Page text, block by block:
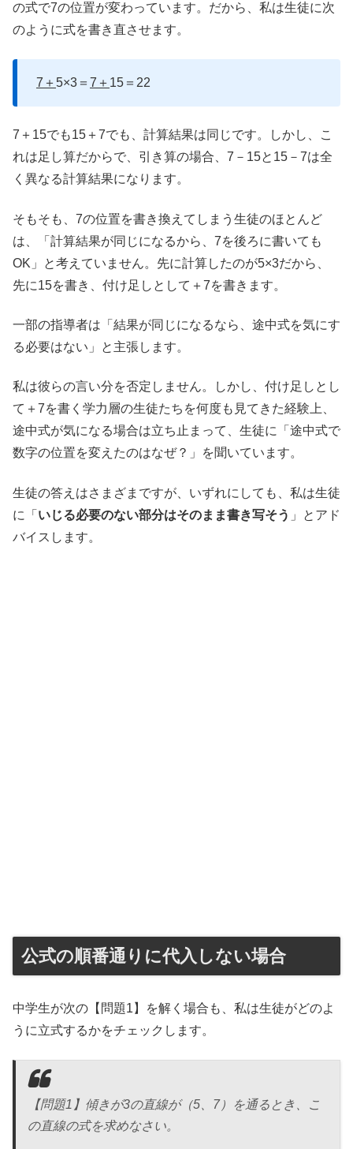
の式で7の位置が変わっています。だから、私は生徒に次
のように式を書き直させます。
7＋5×3＝ 7＋ 15＝22
7＋15でも15＋7でも、計算結果は同じです。しかし、こ
れは足し算だからで、引き算の場合、7－15と15－7は全
く異なる計算結果になります。
そもそも、7の位置を書き換えてしまう生徒のほとんど
は、「計算結果が同じになるから、7を後ろに書いても
OK」と考えていません。先に計算したのが5×3だから、
先に15を書き、付け足しとして＋7を書きます。
一部の指導者は「結果が同じになるなら、途中式を気にす
る必要はない」と主張します。
私は彼らの言い分を否定しません。しかし、付け足しとし
て＋7を書く学力層の生徒たちを何度も見てきた経験上、
途中式が気になる場合は立ち止まって、生徒に「途中式で
数字の位置を変えたのはなぜ？」を聞いています。
生徒の答えはさまざまですが、いずれにしても、私は生徒
に「 いじる必要のない部分はそのまま書き写そう 」とアド
バイスします。
公式の順番通りに代入しない場合
中学生が次の【問題1】を解く場合も、私は生徒がどのよ
うに立式するかをチェックします。
【問題1】傾きが3の直線が（5、7）を通るとき、こ
の直線の式を求めなさい。